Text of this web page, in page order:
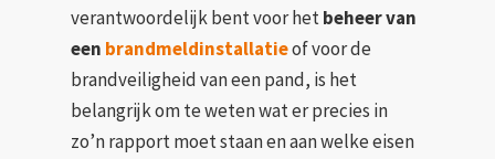
verantwoordelijk bent voor hetbeheer van
een brandmeldinstallatieof voor de
brandveiligheid van een pand, is het
belangrijk om te weten wat er precies in
zo’n rapport moet staan en aan welke eisen